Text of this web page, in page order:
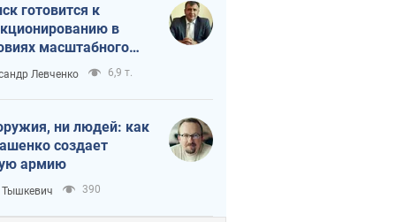
готовится к
в
масштабного
кризиса
Левченко 6,9 т.
ни людей: как
создает
армию
Тышкевич 390